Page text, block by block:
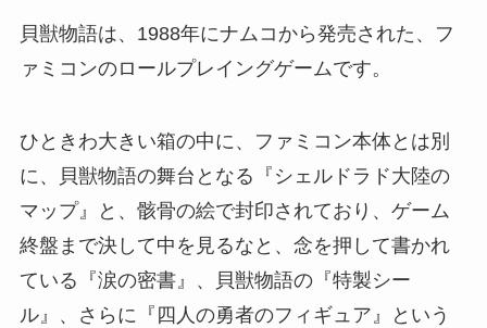
貝獣物語は、1988年にナムコから発売された、フ
ァミコンのロールプレイングゲームです。
ひときわ大きい箱の中に、ファミコン本体とは別
に、貝獣物語の舞台となる『シェルドラド大陸の
マップ』と、骸骨の絵で封印されており、ゲーム
終盤まで決して中を見るなと、念を押して書かれ
ている『涙の密書』、貝獣物語の『特製シー
ル』、さらに『四人の勇者のフィギュア』という